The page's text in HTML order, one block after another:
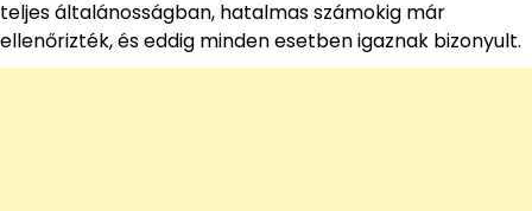
teljes általánosságban, hatalmas számokig már
ellenőrizték, és eddig minden esetben igaznak bizonyult.